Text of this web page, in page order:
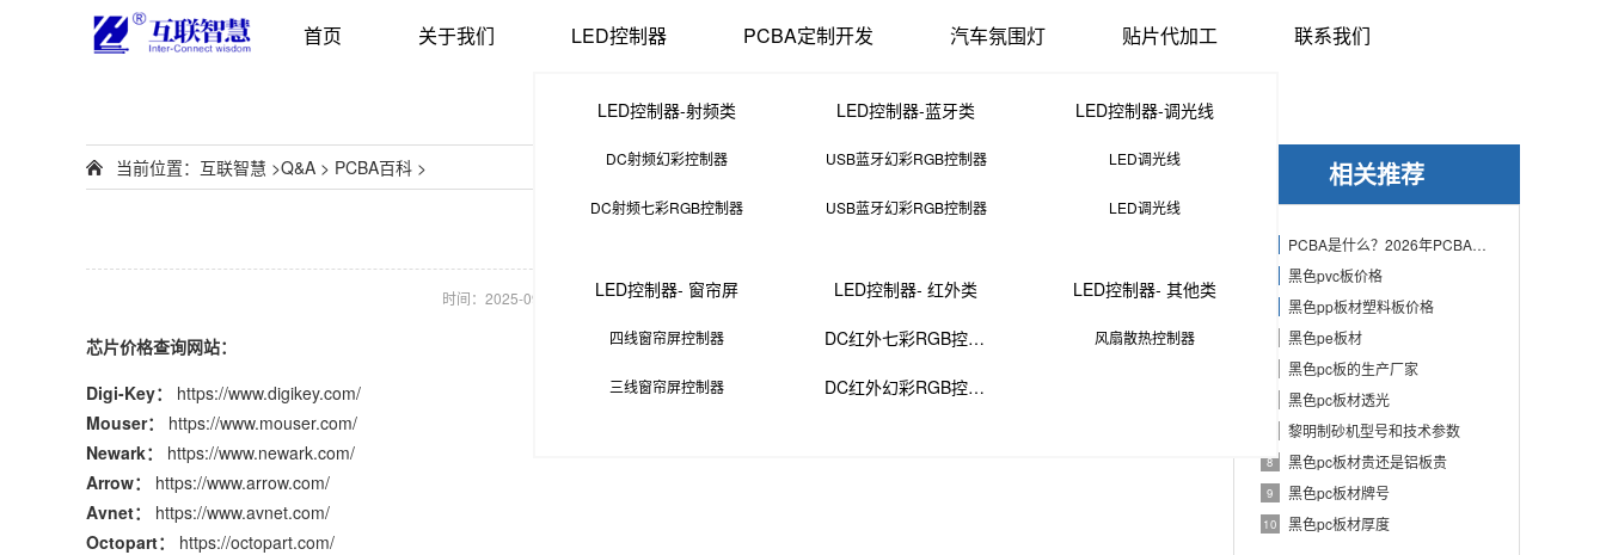
首页 关于我们 LED控制器
LED控制器-射频类
DC射频幻彩控制器
DC射频七彩RGB控制器
LED控制器-蓝牙类
USB蓝牙幻彩RGB控制器
USB蓝牙幻彩RGB控制器
LED控制器-调光线
LED调光线
LED调光线
LED控制器- 窗帘屏
四线窗帘屏控制器
三线窗帘屏控制器
LED控制器- 红外类
DC红外七彩RGB控制器
DC红外幻彩RGB控制器
LED控制器- 其他类
风扇散热控制器
PCBA定制开发 汽车氛围灯 贴片代加工 联系我们
相关推荐
PCBA是什么？2026年PCBA制造与代工指南：专业方案、流程与应用
黑色pvc板价格
黑色pp板材塑料板价格
黑色pe板材
黑色pc板的生产厂家
黑色pc板材透光
黎明制砂机型号和技术参数
8 黑色pc板材贵还是铝板贵
9 黑色pc板材牌号
10 黑色pc板材厚度
当前位置： 互联智慧 >Q&A > PCBA百科 >
时间：2025-09-10 11:52:02 来源：PCBA 次
芯片价格查询网站：
Digi-Key：
https://www.digikey.com/
Mouser：
https://www.mouser.com/
Newark：
https://www.newark.com/
Arrow：
https://www.arrow.com/
Avnet：
https://www.avnet.com/
Octopart：
https://octopart.com/